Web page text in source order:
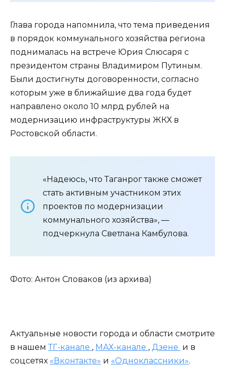
Глава города напомнила, что тема приведения
в порядок коммунального хозяйства региона
поднималась на встрече Юрия Слюсаря с
президентом страны Владимиром Путиным.
Были достигнуты договоренности, согласно
которым уже в ближайшие два года будет
направлено около 10 млрд рублей на
модернизацию инфраструктуры ЖКХ в
Ростовской области.
«Надеюсь, что Таганрог также сможет
стать активным участником этих
проектов по модернизации
коммунального хозяйства», —
подчеркнула Светлана Камбулова.
Фото: Антон Словаков (из архива)
Актуальные новости города и области смотрите
в нашем ТГ-канале , МАХ-канале , Дзене и в
соцсетях «Вконтакте» и «Одноклассники».